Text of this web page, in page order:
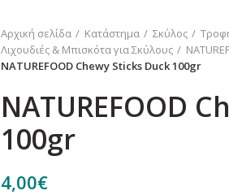
Αρχική σελίδα Κατάστημα Σκύλος
Λιχουδιές & Μπισκότα για Σκύλους
NATUREFOOD Chewy Sticks Duck 100gr
NATUREFOOD
100gr
4,00€